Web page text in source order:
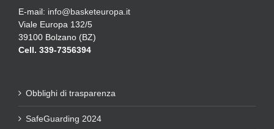
E-mail: info@basketeuropa.it
Viale Europa 132/5
39100 Bolzano (BZ)
Cell. 339-7356394
Obblighi di trasparenza
SafeGuarding 2024